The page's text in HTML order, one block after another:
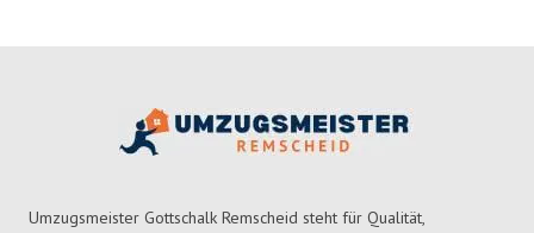
Umzugsmeister Gottschalk Remscheid steht für Qualität,